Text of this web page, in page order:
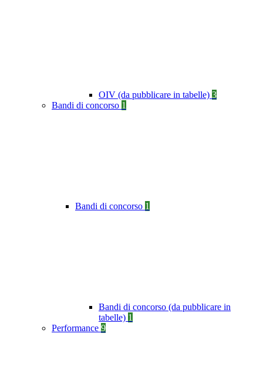
OIV (da pubblicare in tabelle) 3
Bandi di concorso 1
Bandi di concorso 1
Bandi di concorso (da pubblicare in
tabelle) 1
Performance 9